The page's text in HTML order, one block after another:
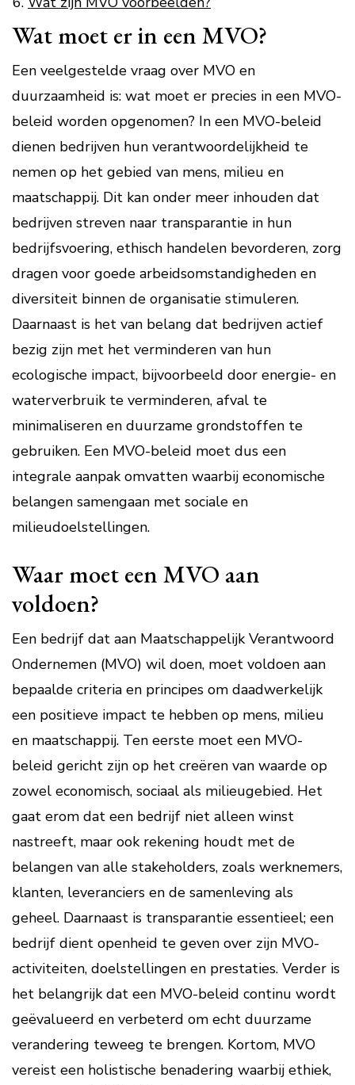
Wat moet er in een MVO?
Een veelgestelde vraag over MVO en
duurzaamheid is: wat moet er precies in een MVO-
beleid worden opgenomen? In een MVO-beleid
dienen bedrijven hun verantwoordelijkheid te
nemen op het gebied van mens, milieu en
maatschappij. Dit kan onder meer inhouden dat
bedrijven streven naar transparantie in hun
bedrijfsvoering, ethisch handelen bevorderen, zorg
dragen voor goede arbeidsomstandigheden en
diversiteit binnen de organisatie stimuleren.
Daarnaast is het van belang dat bedrijven actief
bezig zijn met het verminderen van hun
ecologische impact, bijvoorbeeld door energie- en
waterverbruik te verminderen, afval te
minimaliseren en duurzame grondstoffen te
gebruiken. Een MVO-beleid moet dus een
integrale aanpak omvatten waarbij economische
belangen samengaan met sociale en
milieudoelstellingen.
Waar moet een MVO aan
voldoen?
Een bedrijf dat aan Maatschappelijk Verantwoord
Ondernemen (MVO) wil doen, moet voldoen aan
bepaalde criteria en principes om daadwerkelijk
een positieve impact te hebben op mens, milieu
en maatschappij. Ten eerste moet een MVO-
beleid gericht zijn op het creëren van waarde op
zowel economisch, sociaal als milieugebied. Het
gaat erom dat een bedrijf niet alleen winst
nastreeft, maar ook rekening houdt met de
belangen van alle stakeholders, zoals werknemers,
klanten, leveranciers en de samenleving als
geheel. Daarnaast is transparantie essentieel; een
bedrijf dient openheid te geven over zijn MVO-
activiteiten, doelstellingen en prestaties. Verder is
het belangrijk dat een MVO-beleid continu wordt
geëvalueerd en verbeterd om echt duurzame
verandering teweeg te brengen. Kortom, MVO
vereist een holistische benadering waarbij ethiek,